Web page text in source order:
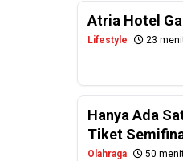
Atria Hotel
Lifestyle 23
Hanya Ada
Tiket
Olahraga 50